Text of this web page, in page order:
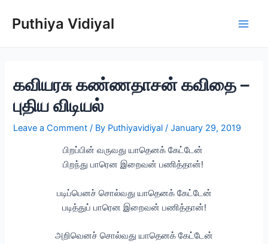
Puthiya Vidiyal
கவியரசு கண்ணதாசன் கவிதை –
புதிய விடியல்
Leave a Comment / By Puthiyavidiyal/January 29, 2019
பிறப்பின் வருவது யாதெனக் கேட்டேன்
பிறந்து பாரென இறைவன் பணித்தான்!
படிப்பெனச் சொல்வது யாதெனக் கேட்டேன்
படித்துப் பாரென இறைவன் பணித்தான்!
அறிவெனச் சொல்வது யாதெனக் கேட்டேன்